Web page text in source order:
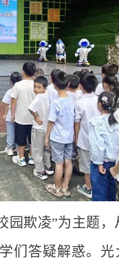
欺凌”为主题，
们答疑解惑。